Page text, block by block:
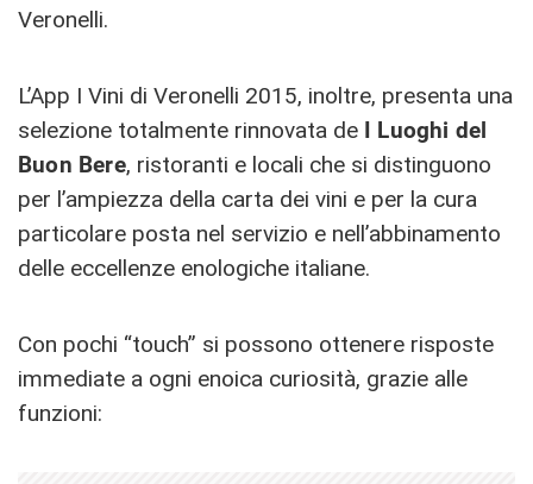
Veronelli.
L’App I Vini di Veronelli 2015, inoltre, presenta una
selezione totalmente rinnovata de I Luoghi del
Buon Bere, ristoranti e locali che si distinguono
per l’ampiezza della carta dei vini e per la cura
particolare posta nel servizio e nell’abbinamento
delle eccellenze enologiche italiane.
Con pochi “touch” si possono ottenere risposte
immediate a ogni enoica curiosità, grazie alle
funzioni: